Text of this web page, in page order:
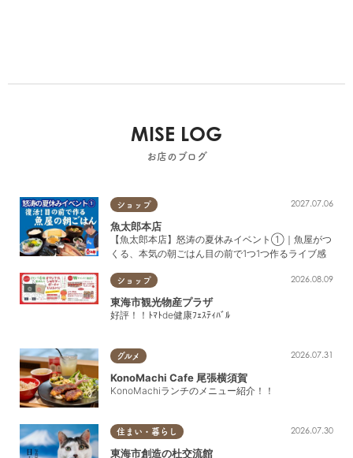
MISE LOG
お店のブログ
ショップ 2027.07.06
魚太郎本店
【魚太郎本店】怒涛の夏休みイベント①｜魚屋がつ
くる、本気の朝ごはん目の前で1つ1つ作るライブ感
ショップ 2026.08.09
東海市観光物産プラザ
好評！！ﾄﾏﾄde健康ﾌｪｽﾃｨﾊﾞﾙ
グルメ 2026.07.31
KonoMachi Cafe 尾張横須賀
KonoMachiランチのメニュー紹介！！
住まい・暮らし 2026.07.30
東海市創造の杜交流館